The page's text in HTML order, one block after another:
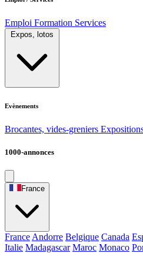
Emploi Formation Services
Expos, lotos
Evènements
Brocantes, vides-greniers
1000-annonces
France
France Andorre Belgique Canada
Italie Madagascar Maroc Monaco